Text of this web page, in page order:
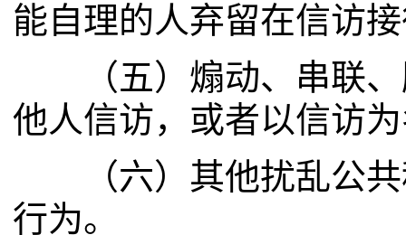
能自理的人弃留在信访
（五）煽动、串联、
他人信访，或者以信访
（六）其他扰乱公共
行为。